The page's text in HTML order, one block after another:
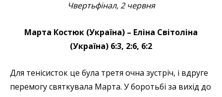
Чвертьфінал, 2 червня
Марта Костюк (Україна) – Еліна Світоліна
(Україна) 6:3, 2:6, 6:2
Для тенісисток це була третя очна зустріч, і вдруге
перемогу святкувала Марта. У боротьбі за вихід до